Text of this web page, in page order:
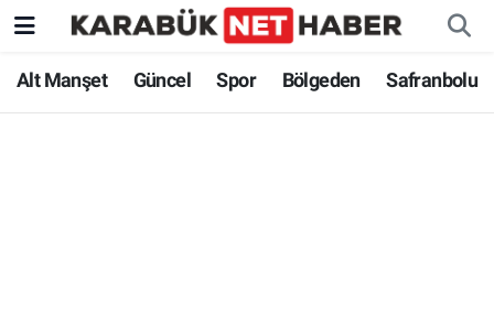
Alt Manşet Güncel Spor Bölgeden Safranbolu